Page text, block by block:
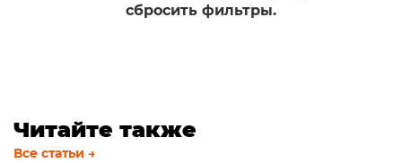
сбросить фильтры.
Читайте также
Все статьи →